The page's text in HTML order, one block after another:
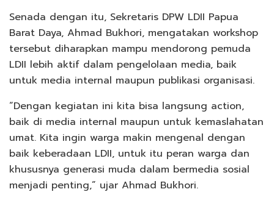
Senada dengan itu, Sekretaris DPW LDII Papua
Barat Daya, Ahmad Bukhori, mengatakan workshop
tersebut diharapkan mampu mendorong pemuda
LDII lebih aktif dalam pengelolaan media, baik
untuk media internal maupun publikasi organisasi.
“Dengan kegiatan ini kita bisa langsung action,
baik di media internal maupun untuk kemaslahatan
umat. Kita ingin warga makin mengenal dengan
baik keberadaan LDII, untuk itu peran warga dan
khususnya generasi muda dalam bermedia sosial
menjadi penting,” ujar Ahmad Bukhori.